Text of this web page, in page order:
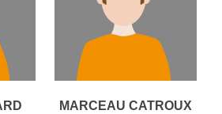
MARCEAU CATROUX